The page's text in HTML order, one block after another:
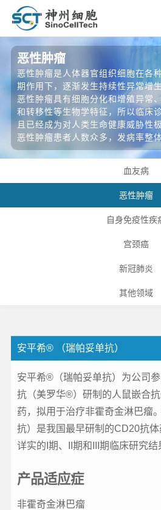
恶性肿瘤
恶性肿瘤是人体器官组织细胞在各
期作用下，逐渐发生持续性异常增
恶性肿瘤具有细胞分化和增殖异常
和转移性等生物学特征，所以临床
且已经成为对人类生命健康威胁性极
恶性肿瘤患者人数众多，发病率整
Frost & Sullivan的统计及预测，
血友病
恶性肿瘤
自身免疫性疾
宫颈癌
新冠肺炎
其他领域
安平希® （瑞帕妥单抗）
安平希®（瑞帕妥单抗）为公司
抗（美罗华®）研制的人鼠嵌合
药，拟用于治疗非霍奇金淋巴瘤
抗）是我国最早研制的CD20抗
详实的I期、II期和III期临床研究结
产品适应症
非霍奇金淋巴瘤